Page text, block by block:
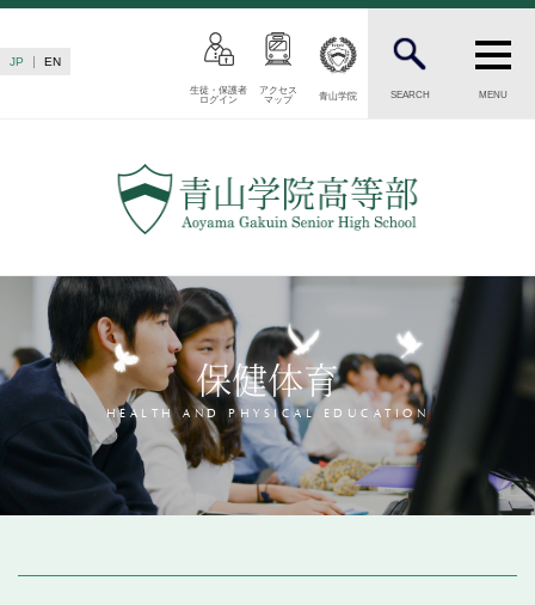
JP EN
生徒・保護者
ログイン
アクセス
マップ
青山学院 SEARCH MENU
高等部の歴史
生徒数・教職員数
一貫校の流れ
卒業後の進路
卒業生からのメッセージ
AOYAMA STYLE
特色ある教育
保健体育
HEALTH AND PHYSICAL EDUCATION